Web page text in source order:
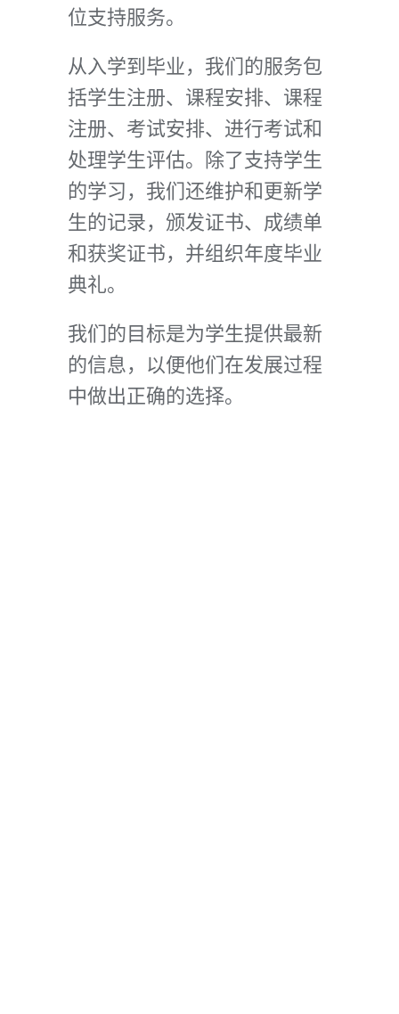
位支持服务。
从入学到毕业，我们的服务包
括学生注册、课程安排、课程
注册、考试安排、进行考试和
处理学生评估。除了支持学生
的学习，我们还维护和更新学
生的记录，颁发证书、成绩单
和获奖证书，并组织年度毕业
典礼。
我们的目标是为学生提供最新
的信息，以便他们在发展过程
中做出正确的选择。